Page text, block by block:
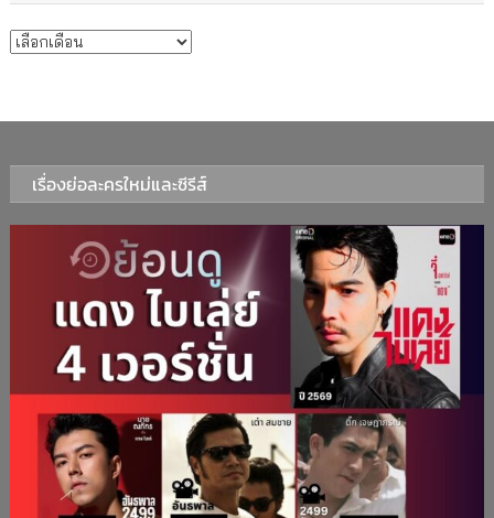
บทความรายเดือน
เรื่องย่อละครใหม่และซีรีส์